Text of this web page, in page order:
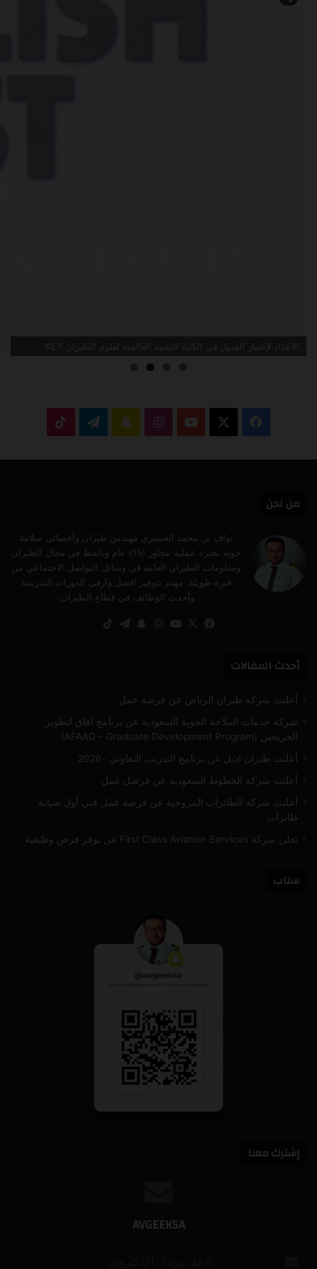
فيسبوك ‫YouTubeانستقرامسناب تيلقرام
من نحن
نواف بن محمد العسيري مهندس طيران وأخصائي سلامة
جوية بخبرة عملية تتجاوز (15) عام وناشط في مجال الطيران
ومعلومات الطيران العامة في وسائل التواصل الاجتماعي من
فترة طويلة, مهتم بتوفير افضل وارقى الدورات التدريبية
وأحدث الوظائف في قطاع الطيران.
فيسبوك
‫X
‫YouTube
انستقرام
سنابتيلقرام
أحدث المقالات
أعلنت شركة طيران الرياض عن فرصة عمل
شركة خدمات الملاحة الجوية السعودية عن برنامج آفاق لتطوير
الخريجين (AFAAQ – Graduate Development Program)
أعلنت طيران اديل عن برنامج التدريب التعاوني -2026
أعلنت شركة الخطوط السعودية عن فرصل عمل
أعلنت شركة الطائرات المروحية عن فرصة عمل فني أول صيانة
طائرات
تعلن شركة First Class Aviation Services عن توفر فرص وظيفية
سناب
إشترك معنا
AVGEEKSA